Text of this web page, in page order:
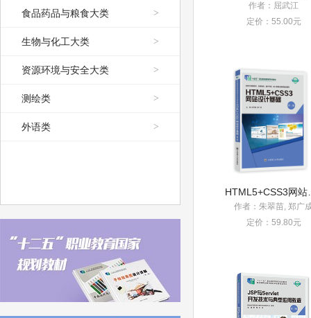
食品药品与粮食大类 >
生物与化工大类 >
资源环境与安全大类 >
测绘类 >
外语类 >
作者：屈武江
定价：55.00元
作者：朱翠苗, 郑广
定价：59.80元